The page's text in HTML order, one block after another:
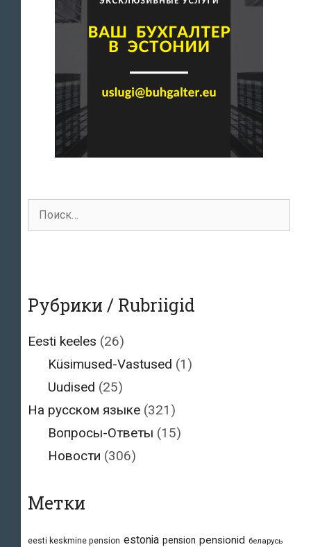
Поиск
для:
Рубрики / Rubriigid
Eesti keeles (26)
Küsimused-Vastused (1)
Uudised (25)
На русском языке (321)
Вопросы-Ответы (15)
Новости (306)
Метки
eesti keskmine pension estonia pension pensionid беларусь